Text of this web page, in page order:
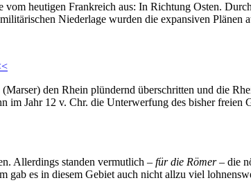
vom heutigen Frankreich aus: In Richtung Osten.
Niederlage wurden die expansiven Plänen
den Rhein plündernd überschritten und die
im Jahr 12 v. Chr. die Unterwerfung des bisher freien
Allerdings standen vermutlich – für die Römer– die
es in diesem Gebiet auch nicht allzu viel